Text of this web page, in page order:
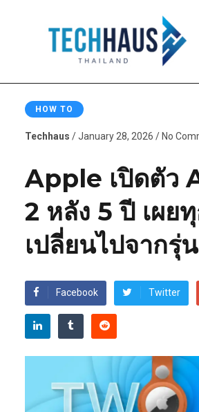
HOW TO
Techhaus / January 28, 2026 / No
Apple เปิดตัว
2 หลัง 5 ปี เผย
เปลี่ยนไปจากรุ่
Facebook Twitter